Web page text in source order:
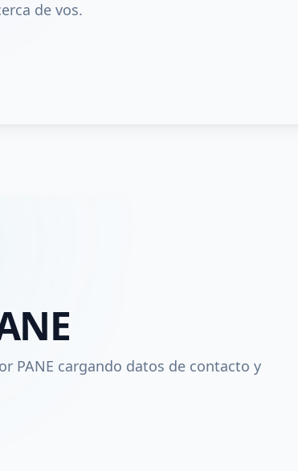
de vos.
PANE cargando datos de contacto y